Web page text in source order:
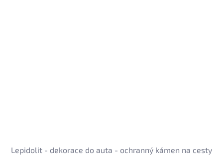
Lepidolit - dekorace do auta - ochranný kámen na cesty